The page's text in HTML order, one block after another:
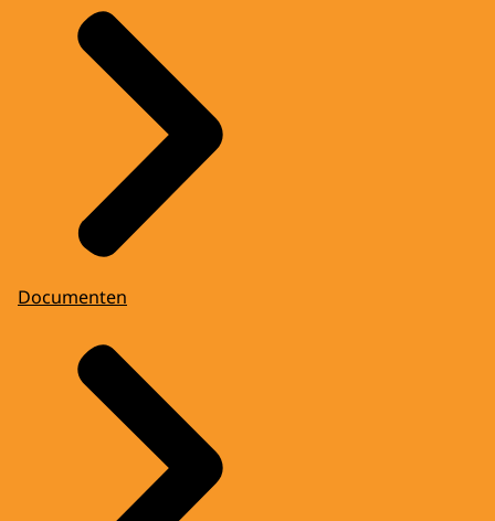
Documenten